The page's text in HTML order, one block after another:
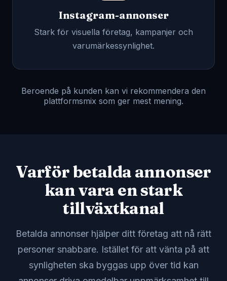
Instagram-annonser
Stark för visuella företag, kampanjer och
varumärkessynlighet.
Beroende på kunden kan vi rekommendera den
plattformsmix som ger mest mening.
Varför betalda annonser
kan vara en stark
tillväxtkanal
Betalda annonser hjälper ditt företag att nå rätt
personer snabbare. Istället för att vänta på att
synligheten ska byggas upp över tid kan